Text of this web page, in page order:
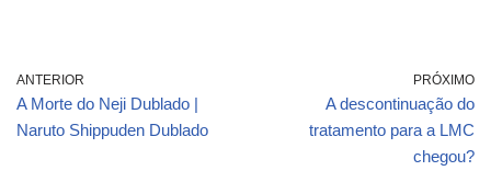
ANTERIOR
A Morte do Neji Dublado |
Naruto Shippuden Dublado
PRÓXIMO
A descontinuação do
tratamento para a LMC
chegou?